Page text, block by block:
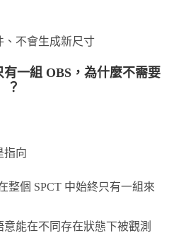
、不會生成新尺寸
一組 OBS，為什麼不需要
？
指向
整個 SPCT 中始終只有一組來
能在不同存在狀態下被觀測